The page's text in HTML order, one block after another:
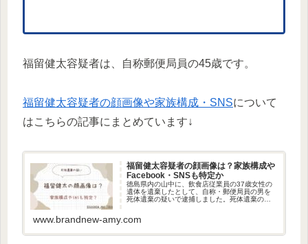
福留健太容疑者は、自称郵便局員の45歳です。
福留健太容疑者の顔画像や家族構成・SNSについて
はこちらの記事にまとめています↓
福留健太容疑者の顔画像は？家族構成や
Facebook・SNSも特定か
徳島県内の山中に、飲食店従業員の37歳女性の
遺体を遺棄したとして、自称・郵便局員の男を
死体遺棄の疑いで逮捕しました。死体遺棄の疑
FacebookやSNSについ...
www.brandnew-amy.com